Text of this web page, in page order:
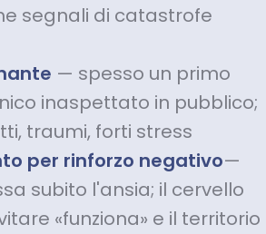
segnali di catastrofe
— spesso un primo
inaspettato in pubblico;
traumi, forti stress
per rinforzo negativo—
subito l'ansia; il cervello
«funziona» e il territorio